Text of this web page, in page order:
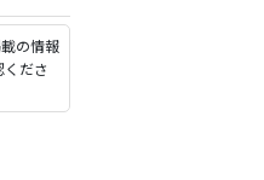
の情報
ださ